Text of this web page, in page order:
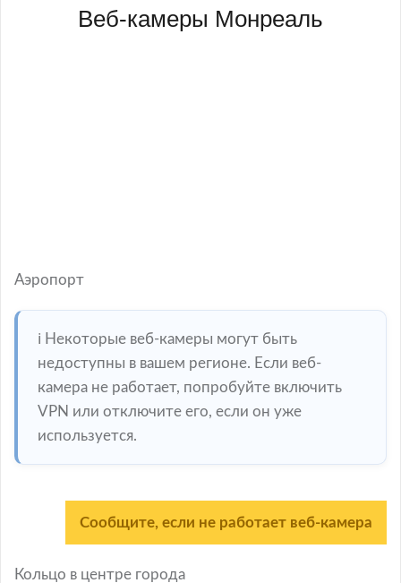
Веб-камеры Монреаль
Аэропорт
ℹ️ Некоторые веб-камеры могут быть
недоступны в вашем регионе. Если веб-
камера не работает, попробуйте включить
VPN или отключите его, если он уже
используется.
Сообщите, если не работает веб-камера
Кольцо в центре города